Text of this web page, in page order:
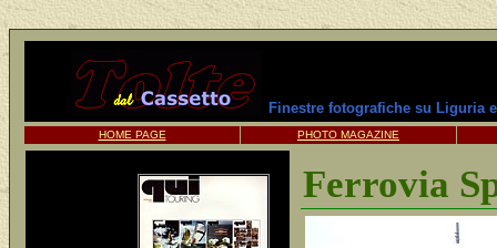
Finestre fotografiche su Liguria
HOME PAGE PHOTO MAGAZINE
Ferrovia